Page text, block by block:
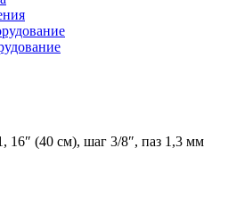
(40 см), шаг 3/8″, паз 1,3 мм